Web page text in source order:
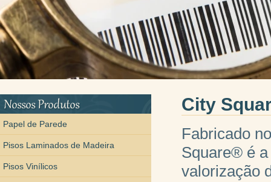
Papel de Parede
Pisos Laminados de Madeira
Pisos Vinílicos
City
Fabricado
Square® é
valorização